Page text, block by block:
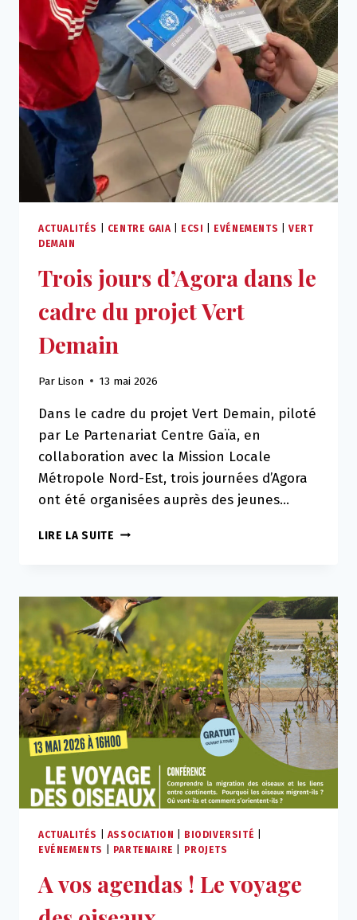
ACTUALITÉS CENTRE GAIA ECSI EVÉNEMENTS |VERT
DEMAIN
Trois jours d’Agora dans le
cadre du projet Vert
Demain
Par Lison 13 mai 2026
Dans le cadre du projet Vert Demain, piloté
par Le Partenariat Centre Gaïa, en
collaboration avec la Mission Locale
Métropole Nord-Est, trois journées d’Agora
ont été organisées auprès des jeunes…
LIRE LA SUITE TROIS
LE
CADRE
DU
PROJET
VERT
DEMAIN
ACTUALITÉS ASSOCIATION BIODIVERSITÉ
EVÉNEMENTS
PARTENAIRE PROJETS
A vos agendas ! Le voyage